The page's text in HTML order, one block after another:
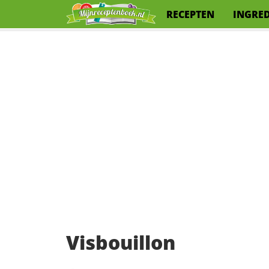
RECEPTEN
Visbouillon